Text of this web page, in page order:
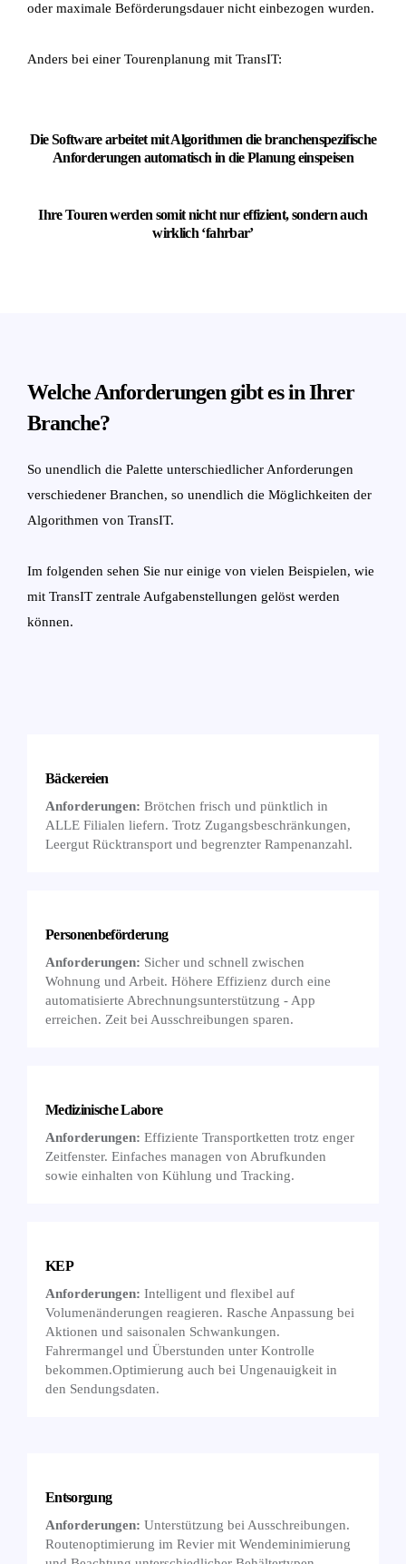
oder maximale Beförderungsdauer nicht einbezogen wurden.
Anders bei einer Tourenplanung mit TransIT:
Die Software arbeitet mit Algorithmen die branchenspezifische
Anforderungen automatisch in die Planung einspeisen
Ihre Touren werden somit nicht nur effizient, sondern auch
wirklich ‘fahrbar’
Welche Anforderungen gibt es in Ihrer
Branche?
So unendlich die Palette unterschiedlicher Anforderungen
verschiedener Branchen, so unendlich die Möglichkeiten der
Algorithmen von TransIT.
Im folgenden sehen Sie nur einige von vielen Beispielen, wie
mit TransIT zentrale Aufgabenstellungen gelöst werden
können.
Bäckereien
Anforderungen: Brötchen frisch und pünktlich in
ALLE Filialen liefern. Trotz Zugangsbeschränkungen,
Leergut Rücktransport und begrenzter Rampenanzahl.
Personenbeförderung
Anforderungen: Sicher und schnell zwischen
Wohnung und Arbeit. Höhere Effizienz durch eine
automatisierte Abrechnungsunterstützung - App
erreichen. Zeit bei Ausschreibungen sparen.
Medizinische Labore
Anforderungen: Effiziente Transportketten trotz enger
Zeitfenster. Einfaches managen von Abrufkunden
sowie einhalten von Kühlung und Tracking.
KEP
Anforderungen: Intelligent und flexibel auf
Volumenänderungen reagieren. Rasche Anpassung bei
Aktionen und saisonalen Schwankungen.
Fahrermangel und Überstunden unter Kontrolle
bekommen.Optimierung auch bei Ungenauigkeit in
den Sendungsdaten.
Entsorgung
Anforderungen: Unterstützung bei Ausschreibungen.
Routenoptimierung im Revier mit Wendeminimierung